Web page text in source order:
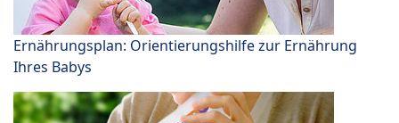
Ernährungsplan: Orientierungshilfe zur Ernährung
Ihres Babys